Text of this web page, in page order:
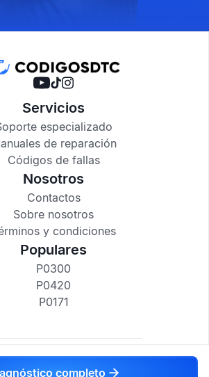
completo
Servicios
especializado
de reparación
Códigos de fallas
Nosotros
Contactos
Sobre nosotros
y condiciones
Populares
P0300
P0420
P0171
© 2017-2025